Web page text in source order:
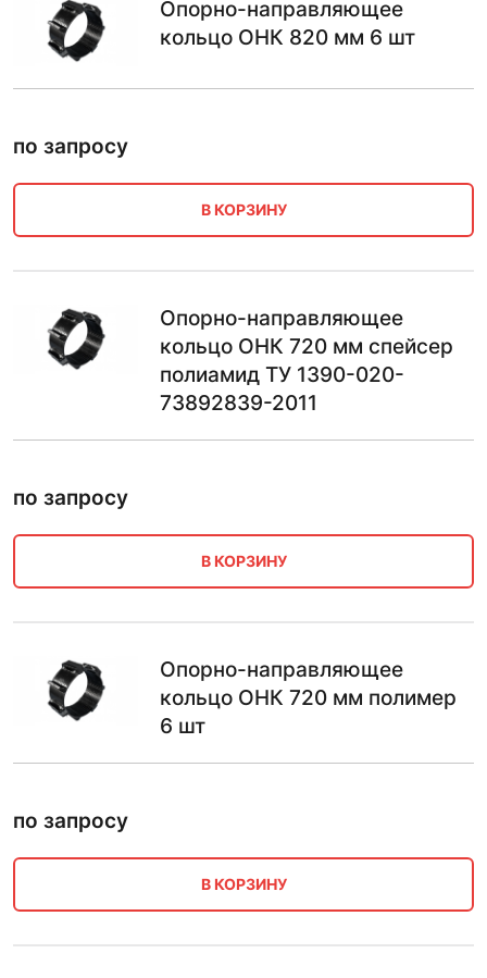
Опорно-направляющее
кольцо ОНК 820 мм 6 шт
по запросу
В КОРЗИНУ
Опорно-направляющее
кольцо ОНК 720 мм спейсер
полиамид ТУ 1390-020-
73892839-2011
по запросу
В КОРЗИНУ
Опорно-направляющее
кольцо ОНК 720 мм полимер
6 шт
по запросу
В КОРЗИНУ